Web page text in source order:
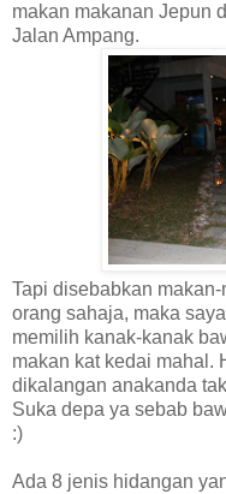
makan makanan Jepun
Jalan Ampang.
Tapi disebabkan
orang sahaja, maka
memilih kanak-kanak
makan kat kedai mahal.
dikalangan anakanda
Suka depa ya sebab
:)
Ada 8 jenis hidangan